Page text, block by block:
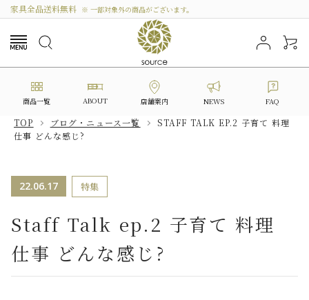
家具全品送料無料 ※ 一部対象外の商品がございます。
商品一覧 ABOUT 店舗案内 NEWS FAQ
カテゴリーから選ぶ
シリーズから選ぶ
価格から探す
TOP ブログ・ニュース一覧
STAFF TALK EP.2 子育て 料理
仕事 どんな感じ?
22.06.17 特集
Staff Talk ep.2 子育て 料理
仕事 どんな感じ?